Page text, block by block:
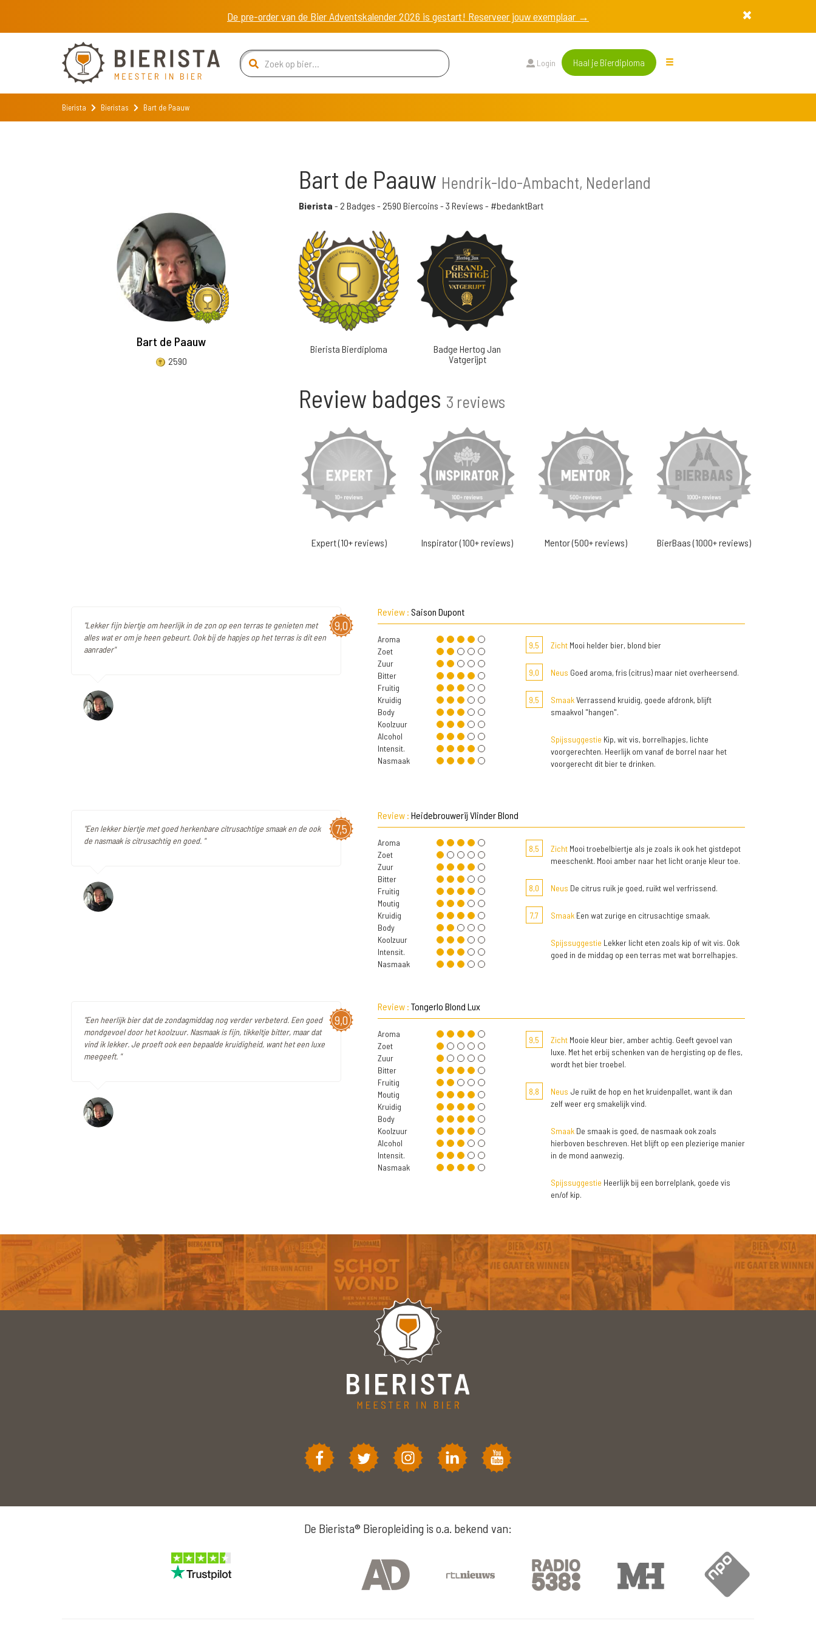
De pre-order van de Bier Adventskalender 2026 is gestart! Reserveer jouw exemplaar →
Login Haal je Bierdiploma
Bierista Bieristas Bart de Paauw
Bart de Paauw
2590
Bart de Paauw Hendrik-Ido-Ambacht, Nederland
Bierista - 2 Badges - 2590 Biercoins - 3 Reviews - #bedanktBart
Bierista Bierdiploma
Badge Hertog Jan
Vatgerijpt
Review badges 3 reviews
Expert (10+ reviews) Inspirator (100+ reviews) Mentor (500+ reviews) BierBaas (1000+ reviews)
9,0
"Lekker fijn biertje om heerlijk in de zon op een terras te genieten met
alles wat er om je heen gebeurt. Ook bij de hapjes op het terras is dit een
aanrader"
Review : Saison Dupont
Aroma
Zoet
Zuur
Bitter
Fruitig
Kruidig
Body
Koolzuur
Alcohol
Intensit.
Nasmaak
9,5 ZichtMooi helder bier, blond bier
9,0 Neus Goed aroma, fris (citrus) maar niet overheersend.
9,5 SmaakVerrassend kruidig, goede afdronk, blijft
smaakvol "hangen".
Spijssuggestie Kip, wit vis, borrelhapjes, lichte
voorgerechten. Heerlijk om vanaf de borrel naar het
voorgerecht dit bier te drinken.
7,5
"Een lekker biertje met goed herkenbare citrusachtige smaak en de ook
de nasmaak is citrusachtig en goed. "
Review : Heidebrouwerij Vlinder Blond
Aroma
Zoet
Zuur
Bitter
Fruitig
Moutig
Kruidig
Body
Koolzuur
Intensit.
Nasmaak
8,5 ZichtMooi troebelbiertje als je zoals ik ook het gistdepot
meeschenkt. Mooi amber naar het licht oranje kleur toe.
8,0 Neus De citrus ruik je goed, ruikt wel verfrissend.
7,7 SmaakEen wat zurige en citrusachtige smaak.
Spijssuggestie Lekker licht eten zoals kip of wit vis. Ook
goed in de middag op een terras met wat borrelhapjes.
9,0
"Een heerlijk bier dat de zondagmiddag nog verder verbeterd. Een goed
mondgevoel door het koolzuur. Nasmaak is fijn, tikkeltje bitter, maar dat
vind ik lekker. Je proeft ook een bepaalde kruidigheid, want het een luxe
meegeeft. "
Review : Tongerlo Blond Lux
Aroma
Zoet
Zuur
Bitter
Fruitig
Moutig
Kruidig
Body
Koolzuur
Alcohol
Intensit.
Nasmaak
9,5 ZichtMooie kleur bier, amber achtig. Geeft gevoel van
luxe. Met het erbij schenken van de hergisting op de fles,
wordt het bier troebel.
8,8 Neus Je ruikt de hop en het kruidenpallet, want ik dan
zelf weer erg smakelijk vind.
SmaakDe smaak is goed, de nasmaak ook zoals
hierboven beschreven. Het blijft op een plezierige manier
in de mond aanwezig.
Spijssuggestie Heerlijk bij een borrelplank, goede vis
en/of kip.
De Bierista® Bieropleiding is o.a. bekend van: